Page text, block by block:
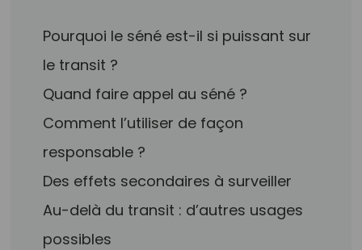
Pourquoi le séné est-il si puissant sur
le transit ?
Quand faire appel au séné ?
Comment l’utiliser de façon
responsable ?
Des effets secondaires à surveiller
Au-delà du transit : d’autres usages
possibles